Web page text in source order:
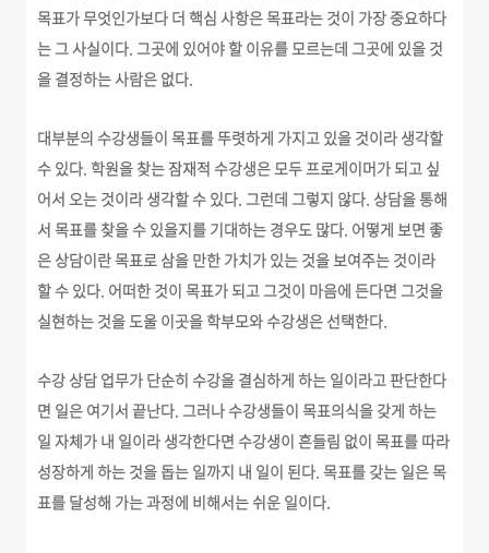
목표가 무엇인가보다 더 핵심 사항은 목표라는 것이 가장 중요하다
는 그 사실이다. 그곳에 있어야 할 이유를 모르는데 그곳에 있을 것
을 결정하는 사람은 없다.
대부분의 수강생들이 목표를 뚜렷하게 가지고 있을 것이라 생각할
수 있다. 학원을 찾는 잠재적 수강생은 모두 프로게이머가 되고 싶
어서 오는 것이라 생각할 수 있다. 그런데 그렇지 않다. 상담을 통해
서 목표를 찾을 수 있을지를 기대하는 경우도 많다. 어떻게 보면 좋
은 상담이란 목표로 삼을 만한 가치가 있는 것을 보여주는 것이라
할 수 있다. 어떠한 것이 목표가 되고 그것이 마음에 든다면 그것을
실현하는 것을 도울 이곳을 학부모와 수강생은 선택한다.
수강 상담 업무가 단순히 수강을 결심하게 하는 일이라고 판단한다
면 일은 여기서 끝난다. 그러나 수강생들이 목표의식을 갖게 하는
일 자체가 내 일이라 생각한다면 수강생이 흔들림 없이 목표를 따라
성장하게 하는 것을 돕는 일까지 내 일이 된다. 목표를 갖는 일은 목
표를 달성해 가는 과정에 비해서는 쉬운 일이다.